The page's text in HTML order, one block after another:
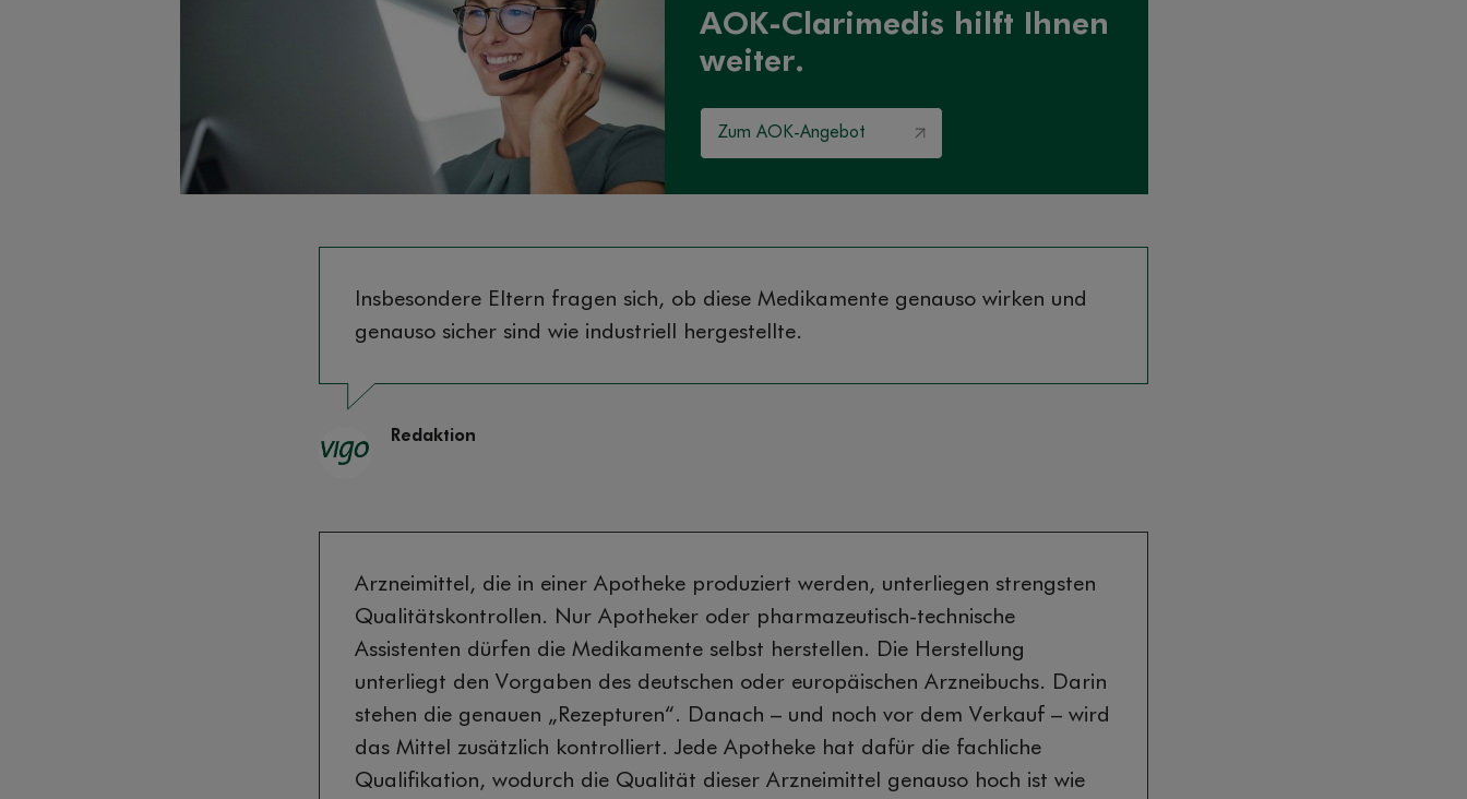
AOK-Clarimedis hilft Ihnen
weiter.
Zum AOK-Angebot
Insbesondere Eltern fragen sich, ob diese Medikamente genauso wirken und
genauso sicher sind wie industriell hergestellte.
Redaktion
Arzneimittel, die in einer Apotheke produziert werden, unterliegen strengsten
Qualitätskontrollen. Nur Apotheker oder pharmazeutisch-technische
Assistenten dürfen die Medikamente selbst herstellen. Die Herstellung
unterliegt den Vorgaben des deutschen oder europäischen Arzneibuchs. Darin
stehen die genauen „Rezepturen“. Danach – und noch vor dem Verkauf – wird
das Mittel zusätzlich kontrolliert. Jede Apotheke hat dafür die fachliche
Qualifikation, wodurch die Qualität dieser Arzneimittel genauso hoch ist wie